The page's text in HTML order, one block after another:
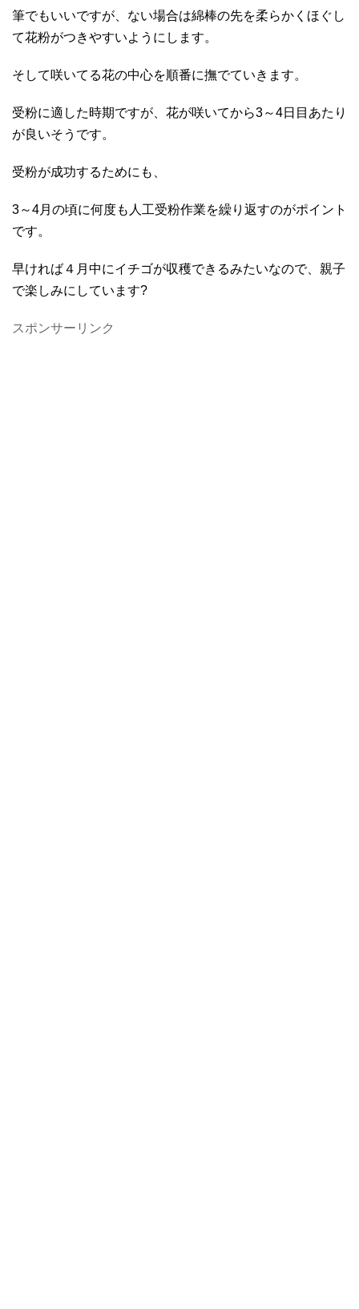
筆でもいいですが、ない場合は綿棒の先を柔らかくほぐし
て花粉がつきやすいようにします。
そして咲いてる花の中心を順番に撫でていきます。
受粉に適した時期ですが、花が咲いてから3～4日目あたり
が良いそうです。
受粉が成功するためにも、
3～4月の頃に何度も人工受粉作業を繰り返すのがポイント
です。
早ければ４月中にイチゴが収穫できるみたいなので、親子
で楽しみにしています?
スポンサーリンク